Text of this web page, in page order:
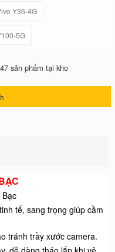
Y36-4G
5G
sản phẩm tại kho
tế, sang trọng giúp cầm
tránh trầy xước camera.